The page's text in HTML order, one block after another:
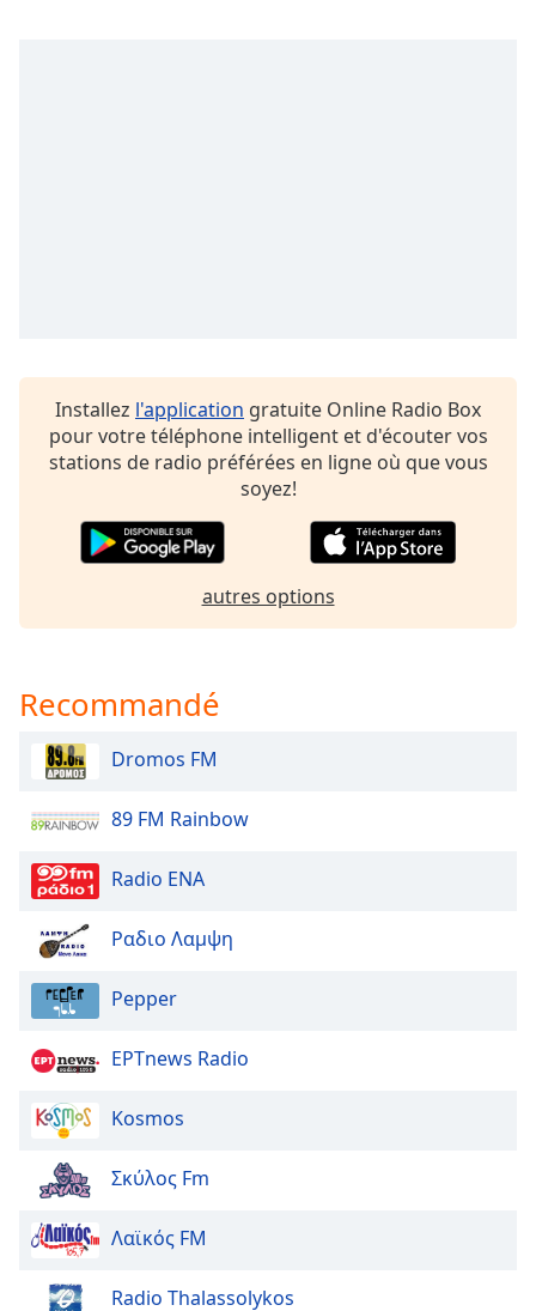
Opacity
Background
Caption
Background
Color
Opacity
Font
Family
Done
Close
Modal
Installez l'application gratuite Online Radio Box
pour votre téléphone intelligent et d'écouter vos
stations de radio préférées en ligne où que vous
soyez!
autres options
Recommandé
Dromos FM
89 FM Rainbow
Radio ENA
Ραδιο Λαμψη
Pepper
ΕΡΤnews Radio
Kosmos
Σκύλος Fm
Λαϊκός FM
Radio Thalassolykos